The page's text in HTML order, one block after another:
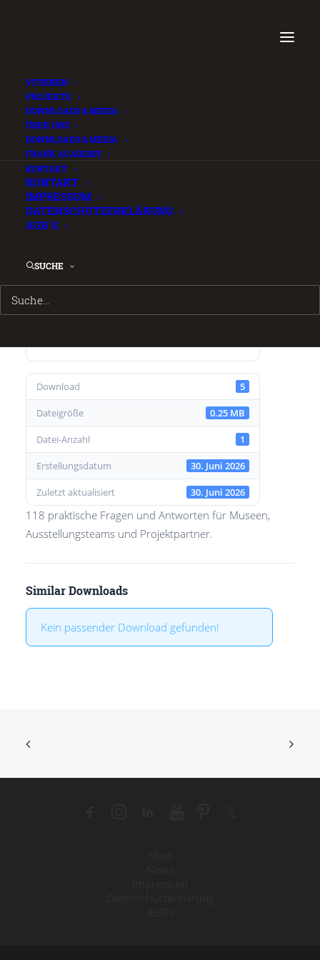
VITRINEN
PROJEKTE
DOWNLOADS & MEDIA
ÜBER UNS
DOWNLOADS & MEDIA
FRANK ACADEMY
.KONTAKT
KONTAKT
IMPRESSUM
DATENSCHUTZERKLÄRUNG
AGB´S
SUCHE
FRANK Case Systems
FAQ (de)
30. JUNI 2026
Login is required to access this page
LOGIN
Download 5
Dateigröße 0.25 MB
Datei-Anzahl 1
Erstellungsdatum 30. Juni 2026
Zuletzt aktualisiert 30. Juni 2026
118 praktische Fragen und Antworten für Museen,
Ausstellungsteams und Projektpartner.
Similar Downloads
Kein passender Download gefunden!